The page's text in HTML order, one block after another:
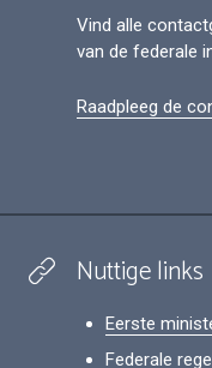
Vind alle
van de federale
Raadpleeg de
Nuttige links
Eerste
Federale